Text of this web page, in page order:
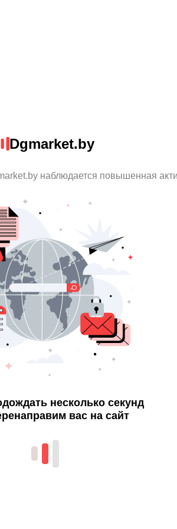
Dgmarket.by
наблюдается повышенная
несколько секунд
вас на сайт